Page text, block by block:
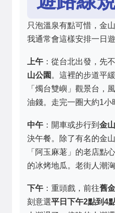
只泡溫泉有點可惜，金
我通常會這樣安排一日遊
上午 ：從台北出發，先
山公園 。這裡的步道平
「燭台雙嶼」觀景台，
油錢。走完一圈大約1小
中午 ：開車或步行到 金
決午餐。除了有名的金
「阿玉麻荖」的老店點
的冰烤地瓜。老街人潮
下午 ：重頭戲，前往舊
刻意選平日下午2點到4